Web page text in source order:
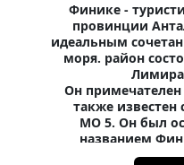
Финике -
провинции
идеальным
моря. район
Он
также
МО 5. Он был
названием
Эрикандос